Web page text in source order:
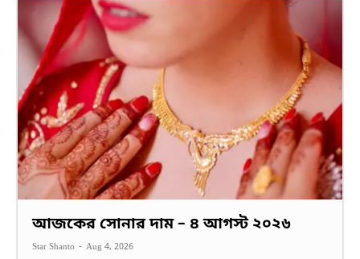
আজকের সোনার দাম – ৪ আগস্ট ২০২৬
Star Shanto - Aug 4, 2026